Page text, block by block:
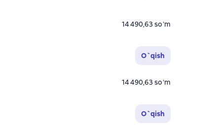
14 490,63 soʻm
O`qish
14 490,63 soʻm
O`qish